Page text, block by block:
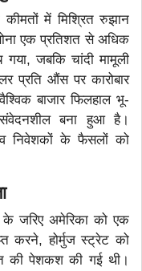
में मिश्रित रुझान
एक प्रतिशत से अधिक
जबकि चांदी मामूली
प्रति औंस पर कारोबार
बाजार फिलहाल भू-
संवेदनशील बना हुआ है।
निवेशकों के फैसलों को
के जरिए अमेरिका को एक
करने, होर्मुज स्ट्रेट को
की पेशकश की गई थी।